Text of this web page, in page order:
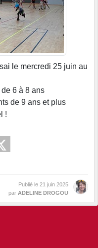
le mercredi 25 juin au
6 à 8 ans
de 9 ans et plus
!
Publié le 21 juin 2025
par ADELINE DROGOU